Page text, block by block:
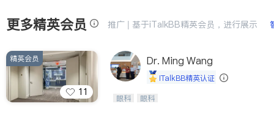
非盈利组织
更多精英会员 推广 | 基于iTalkBB精英会员，进行展示
11
精英会员 Dr. Ming Wang
iTalkBB精英认证
Wang Vision Institute has more tha
眼科 眼科